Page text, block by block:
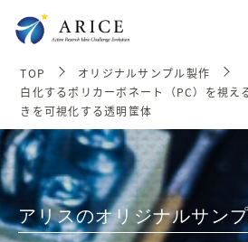
TOP
オリジナルサンプル製作
白化するポリカーボネート（PC）を視え
きを可視化する透明筐体
アリスのオリジナルサン